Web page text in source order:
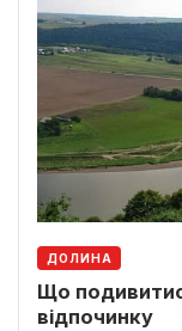
ДОЛИНА
Що
відпочинку